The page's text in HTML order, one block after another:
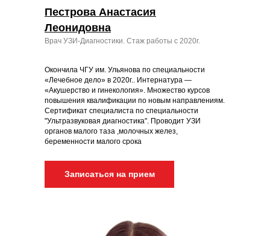
Записаться на прием
Врач УЗИ-Диагностики. Стаж работы с 2020г.
Пестрова Анастасия
Леонидовна
Окончила ЧГУ им. Ульянова по специальности
«Лечебное дело» в 2020г.. Интернатура —
«Акушерство и гинекология». Множество курсов
повышения квалификации по новым направлениям.
Сертификат специалиста по специальности
"Ультразвуковая диагностика". Проводит УЗИ
органов малого таза ,молочных желез,
беременности малого срока